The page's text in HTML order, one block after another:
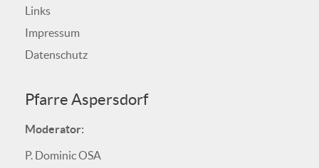
Links
Impressum
Datenschutz
Pfarre Aspersdorf
Moderator:
P. Dominic OSA